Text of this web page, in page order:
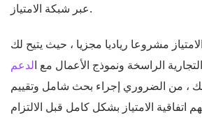
عبر شبكة الامتياز.
مشروعا رياديا مجزيا ، حيث يتيح لك
الراسخة ونموذج الأعمال مع الدعم
، من الضروري إجراء بحث شامل وتقييم